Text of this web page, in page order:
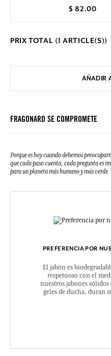
$ 82.00
PRIX TOTAL (1 ARTICLE(S))
AÑADIR
FRAGONARD SE COMPROMETE
Porque es hoy cuando debemos
que cada paso cuenta, cada pregunta es
para un planeta más humano y más verde
PREFERENCIA POR
El jabón es
respetuoso con el
nuestros jabones
geles de ducha, duran